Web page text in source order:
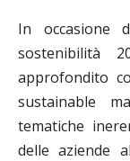
In occasione
sostenibilità
approfondito
sustainable
tematiche
delle aziende